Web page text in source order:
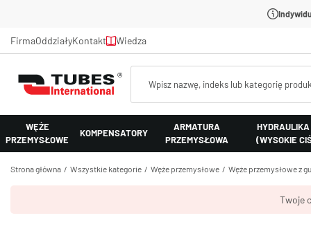
FirmaOddziałyKontakt Wiedza
WĘŻE
PRZEMYSŁOWE
KOMPENSATORY
ARMATURA
PRZEMYSŁOWA
(WYSOKIE
Strona główna Wszystkie kategorie Węże przemysłowe Węże przemysłowe z
Twoje